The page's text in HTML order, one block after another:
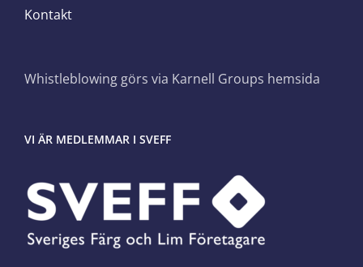
Kontakt
Whistleblowing görs via Karnell Groups hemsida
VI ÄR MEDLEMMAR I SVEFF